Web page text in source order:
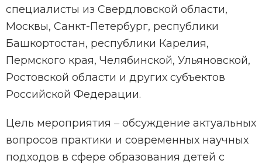
специалисты из Свердловской области,
Москвы, Санкт-Петербург, республики
Башкортостан, республики Карелия,
Пермского края, Челябинской, Ульяновской,
Ростовской области и других субъектов
Российской Федерации.
Цель мероприятия ‒ обсуждение актуальных
вопросов практики и современных научных
подходов в сфере образования детей с